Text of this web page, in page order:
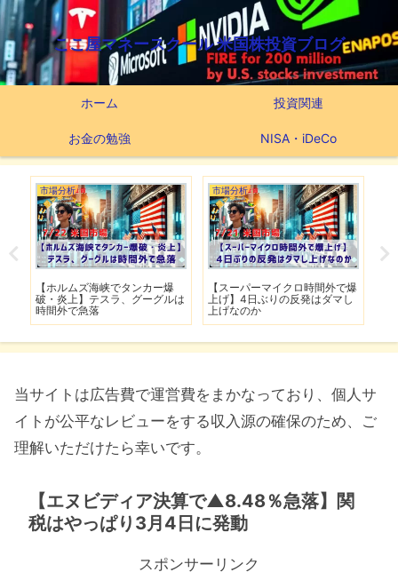
ここ屋マネースクール 米国株投資ブログ
ホーム 投資関連
お金の勉強 NISA・iDeCo
市場分析
【ホルムズ海峡でタンカー爆
破・炎上】テスラ、グーグルは
時間外で急落
市場分析
【スーパーマイクロ時間外で爆
上げ】4日ぶりの反発はダマし
上げなのか
当サイトは広告費で運営費をまかなっており、個人サ
イトが公平なレビューをする収入源の確保のため、ご
理解いただけたら幸いです。
【エヌビディア決算で▲8.48％急落】関
税はやっぱり3月4日に発動
スポンサーリンク